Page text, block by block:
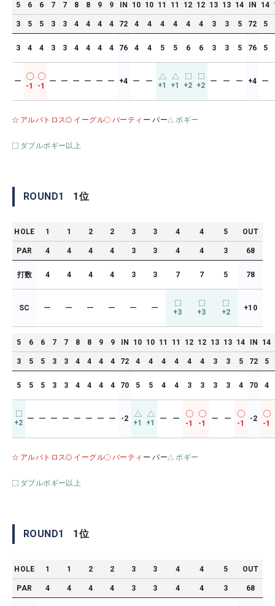
5 6 6 7 7 8 8 9 9 IN 10 10 11 11 12 12 13 13 14 IN 14
3 5 5 3 3 4 4 4 4 72 4 4 4 4 4 4 3 3 5 72 5
3 4 4 3 3 4 4 4 4 76 4 4 5 5 6 6 3 3 5 76 5
ー
-1 -1
ー ー ー ー ー ー +4 ー ー +1 +1 +2 +2 ー ー ー +4 ー
アルバトロス イーグル バーティ ー パー ボギー
ダブルボギー以上
ROUND1 1 位
HOLE 1 1 2 2 3 3 4 4 5 OUT
PAR 4 4 4 4 3 3 4 4 3 68
打数 4 4 4 4 3 3 7 7 5 78
SC ー ー ー ー ー ー +3 +3 +2 +10
5 6 6 7 7 8 8 9 9 IN 10 10 11 11 12 12 13 13 14 IN 14
3 5 5 3 3 4 4 4 4 72 4 4 4 4 4 4 3 3 5 72 5
5 5 5 3 3 4 4 4 4 70 5 5 4 4 3 3 3 3 4 70 4
+2 ー ー ー ー ー ー ー ー -2 +1 +1 ー ー
-1 -1
ー ー
-1
-2
-1
アルバトロス イーグル バーティ ー パー ボギー
ダブルボギー以上
ROUND1 1 位
HOLE 1 1 2 2 3 3 4 4 5 OUT
PAR 4 4 4 4 3 3 4 4 3 68